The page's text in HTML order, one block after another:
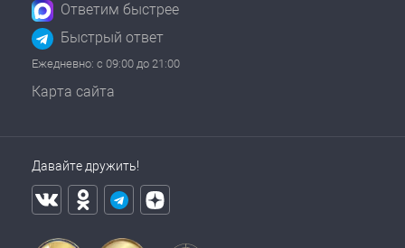
Ответим быстрее
Быстрый ответ
Ежедневно: с 09:00 до 21:00
Карта сайта
Давайте дружить!